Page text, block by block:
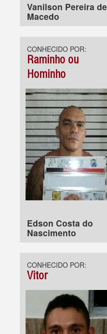
Vanilson Pereira de
Macedo
CONHECIDO POR:
Raminho ou
Hominho
Edson Costa do
Nascimento
CONHECIDO POR:
Vitor